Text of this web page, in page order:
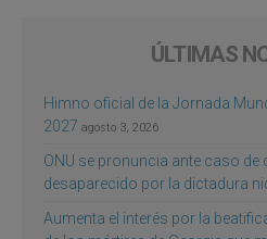
ÚLTIMAS
Himno oficial de la Jornada
2027 agosto 3, 2026
ONU se pronuncia ante caso
desaparecido por la dictadura
Aumenta el interés por la